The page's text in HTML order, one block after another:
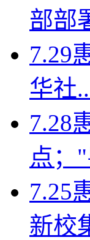
部部
7.29
华社
7.28
点；
7.25
新校